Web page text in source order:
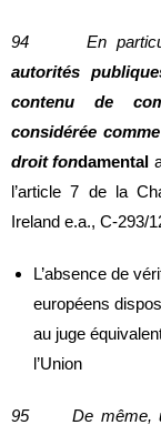
94 En
autorités
contenu de
considérée
droit fondamental
l’article 7 de la
Ireland e.a., C‑293/
L’absence de
européens
au juge
l’Union
95 De même,